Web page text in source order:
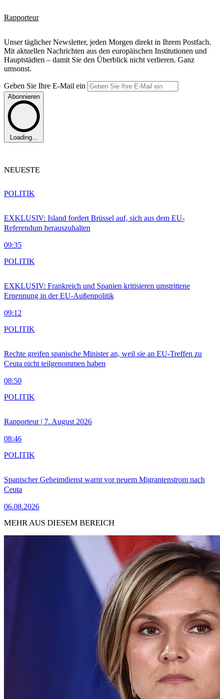
Rapporteur
Unser täglicher Newsletter, jeden Morgen direkt in Ihrem Postfach.
Mit aktuellen Nachrichten aus den europäischen Institutionen und
Hauptstädten – damit Sie den Überblick nicht verlieren. Ganz
umsonst.
Geben Sie Ihre E-Mail ein
Abonnieren
Loading...
NEUESTE
EXKLUSIV: Island fordert Brüssel auf, sich aus dem EU-
Referendum herauszuhalten
09:35
POLITIK
EXKLUSIV: Frankreich und Spanien kritisieren umstrittene
Ernennung in der EU-Außenpolitik
09:12
POLITIK
Rechte greifen spanische Minister an, weil sie an EU-Treffen zu
Ceuta nicht teilgenommen haben
08:50
POLITIK
Rapporteur | 7. August 2026
08:46
POLITIK
Spanischer Geheimdienst warnt vor neuem Migrantenstrom nach
Ceuta
06.08.2026
POLITIK
MEHR AUS DIESEM BEREICH